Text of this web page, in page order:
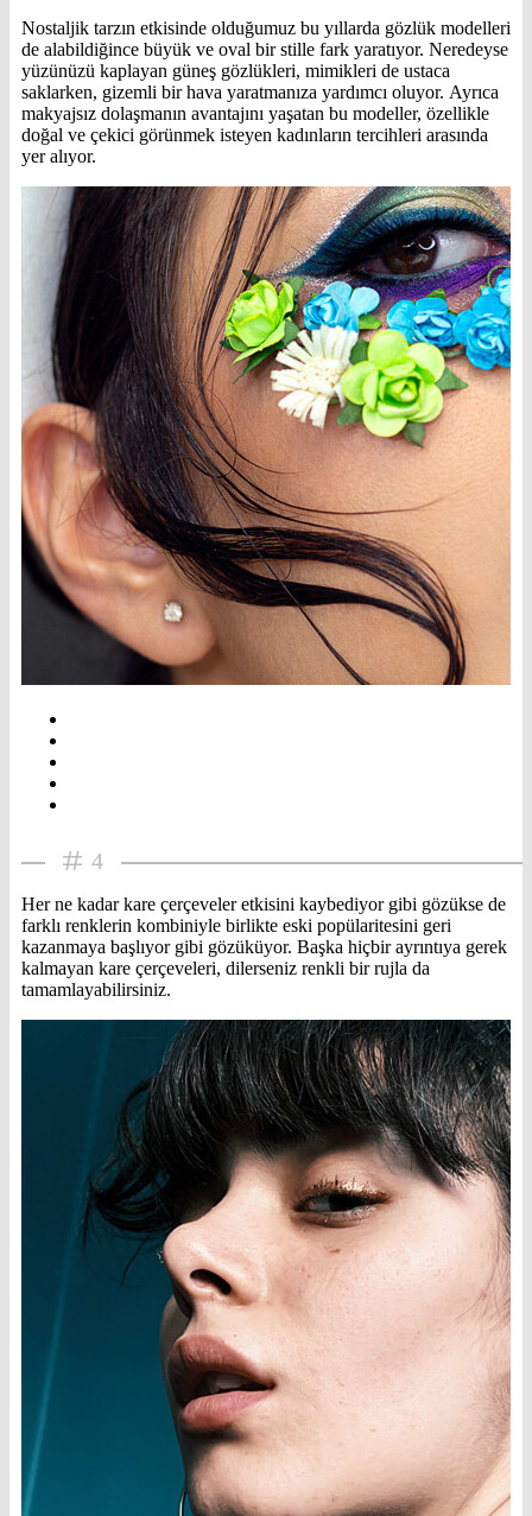
Nostaljik tarzın etkisinde olduğumuz bu yıllarda gözlük modelleri
de alabildiğince büyük ve oval bir stille fark yaratıyor. Neredeyse
yüzünüzü kaplayan güneş gözlükleri, mimikleri de ustaca
saklarken, gizemli bir hava yaratmanıza yardımcı oluyor. Ayrıca
makyajsız dolaşmanın avantajını yaşatan bu modeller, özellikle
doğal ve çekici görünmek isteyen kadınların tercihleri arasında
yer alıyor.
4
Her ne kadar kare çerçeveler etkisini kaybediyor gibi gözükse de
farklı renklerin kombiniyle birlikte eski popülaritesini geri
kazanmaya başlıyor gibi gözüküyor. Başka hiçbir ayrıntıya gerek
kalmayan kare çerçeveleri, dilerseniz renkli bir rujla da
tamamlayabilirsiniz.